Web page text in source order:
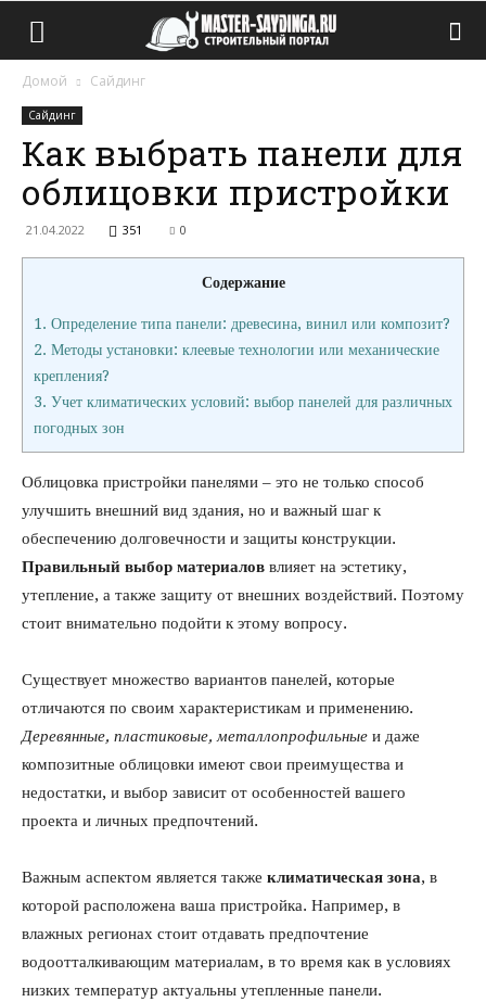
Домой Сайдинг
Сайдинг
Как выбрать панели для
облицовки пристройки
21.04.2022 351 0
Содержание
1. Определение типа панели: древесина, винил или композит?
2. Методы установки: клеевые технологии или механические
крепления?
3. Учет климатических условий: выбор панелей для различных
погодных зон
Облицовка пристройки панелями – это не только способ
улучшить внешний вид здания, но и важный шаг к
обеспечению долговечности и защиты конструкции.
Правильный выбор материалов влияет на эстетику,
утепление, а также защиту от внешних воздействий. Поэтому
стоит внимательно подойти к этому вопросу.
Существует множество вариантов панелей, которые
отличаются по своим характеристикам и применению.
Деревянные, пластиковые, металлопрофильные и даже
композитные облицовки имеют свои преимущества и
недостатки, и выбор зависит от особенностей вашего
проекта и личных предпочтений.
Важным аспектом является также климатическая зона, в
которой расположена ваша пристройка. Например, в
влажных регионах стоит отдавать предпочтение
водоотталкивающим материалам, в то время как в условиях
низких температур актуальны утепленные панели.